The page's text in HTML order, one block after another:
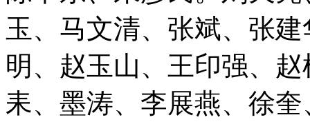
玉、马文清、张斌、张
明、赵玉山、王印强、
耒、墨涛、李展燕、徐